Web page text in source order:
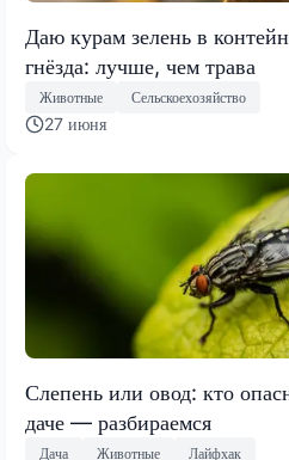
Даю курам зелень в
гнёзда: лучше, чем трава
Животные Сельскоехозяйство
27 июня
Слепень или овод: кто
даче — разбираемся
Дача Животные Лайфхак